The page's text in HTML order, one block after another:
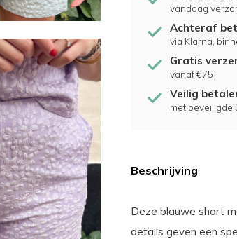
vandaag
Achteraf
via Klarna,
Gratis
vanaf €75
Veilig
met beveiligde
Beschrijving
Deze blauwe short
details geven een